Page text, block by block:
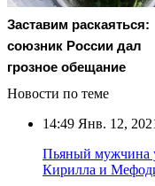
Заставим раскаяться:
союзник России дал
грозное обещание
Новости по теме
14:49 Янв. 12,
Пьяный мужчина
Кирилла и